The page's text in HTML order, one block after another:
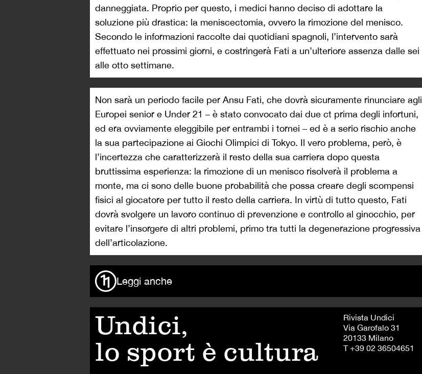
danneggiata. Proprio per questo, i medici hanno deciso di adottare la
soluzione più drastica: la meniscectomia, ovvero la rimozione del menisco.
Secondo le informazioni raccolte dai quotidiani spagnoli, l’intervento sarà
effettuato nei prossimi giorni, e costringerà Fati a un’ulteriore assenza dalle sei
alle otto settimane.
Non sarà un periodo facile per Ansu Fati, che dovrà sicuramente rinunciare agli
Europei senior e Under 21 – è stato convocato dai due ct prima degli infortuni,
ed era ovviamente eleggibile per entrambi i tornei – ed è a serio rischio anche
la sua partecipazione ai Giochi Olimpici di Tokyo. Il vero problema, però, è
l’incertezza che caratterizzerà il resto della sua carriera dopo questa
bruttissima esperienza: la rimozione di un menisco risolverà il problema a
monte, ma ci sono delle buone probabilità che possa creare degli scompensi
fisici al giocatore per tutto il resto della carriera. In virtù di tutto questo, Fati
dovrà svolgere un lavoro continuo di prevenzione e controllo al ginocchio, per
evitare l’insorgere di altri problemi, primo tra tutti la degenerazione progressiva
dell’articolazione.
Leggi anche
Undici,
lo sport è cultura
Rivista Undici
Via Garofalo 31
20133 Milano
T +39 02 36504651